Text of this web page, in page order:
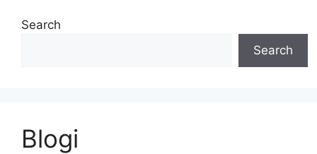
Search
Search
Blogi